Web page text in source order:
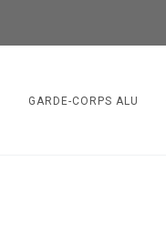
GARDE-CORPS ALU